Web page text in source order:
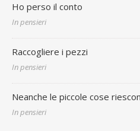
Ho perso il conto
In pensieri
Raccogliere i pezzi
In pensieri
Neanche le piccole cose
In pensieri